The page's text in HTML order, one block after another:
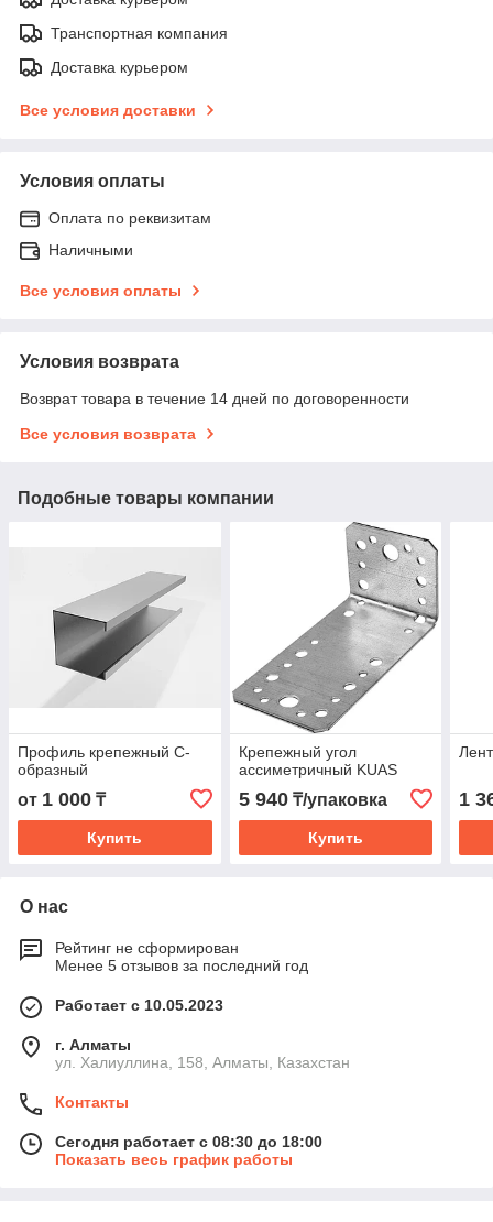
Транспортная компания
Доставка курьером
Все условия доставки
Условия оплаты
Оплата по реквизитам
Наличными
Все условия оплаты
Условия возврата
Возврат товара в течение 14 дней по договоренности
Все условия возврата
Подобные товары компании
Профиль крепежный С-
образный
от 1 000 ₸
Купить
Крепежный угол
ассиметричный KUAS
5 940₸/упаковка
Купить
1
О нас
Рейтинг не сформирован
Менее 5 отзывов за последний год
Работает с 10.05.2023
г. Алматы
ул. Халиуллина, 158, Алматы, Казахстан
Контакты
Сегодня работает с 08:30 до 18:00
Показать весь график работы